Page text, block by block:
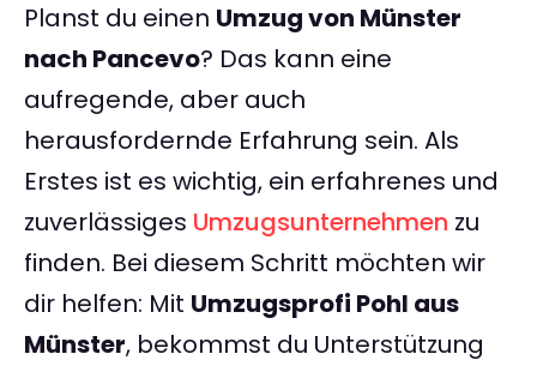
Planst du einen Umzug von Münster
nach Pancevo? Das kann eine
aufregende, aber auch
herausfordernde Erfahrung sein. Als
Erstes ist es wichtig, ein erfahrenes und
zuverlässiges Umzugsunternehmen zu
finden. Bei diesem Schritt möchten wir
dir helfen: Mit Umzugsprofi Pohl aus
Münster, bekommst du Unterstützung